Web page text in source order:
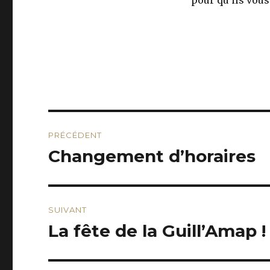
de
PRÉCÉDENT
Publication
Changement d’horaires
SUIVANT
Publication
La fête de la Guill’Amap !